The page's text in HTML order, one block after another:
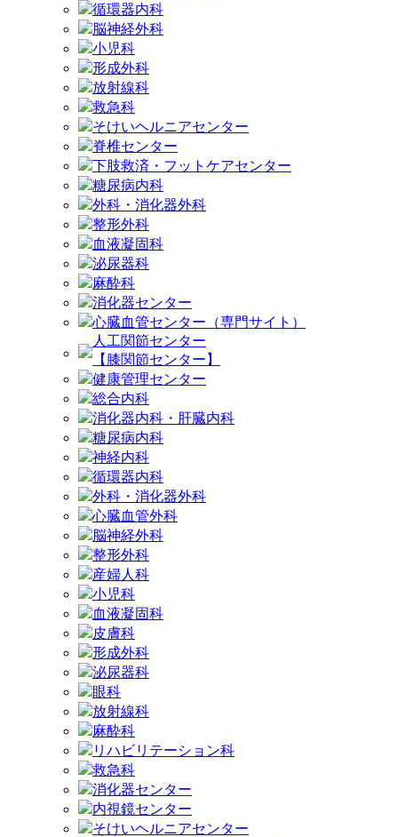
循環器内科
脳神経外科
小児科
形成外科
放射線科
救急科
そけいヘルニアセンター
脊椎センター
下肢救済・フットケアセンター
糖尿病内科
外科・消化器外科
整形外科
血液凝固科
泌尿器科
麻酔科
消化器センター
心臓血管センター（専門サイト）
人工関節センター
【膝関節センター】
健康管理センター
総合内科
消化器内科・肝臓内科
糖尿病内科
神経内科
循環器内科
外科・消化器外科
心臓血管外科
脳神経外科
整形外科
産婦人科
小児科
血液凝固科
皮膚科
形成外科
泌尿器科
眼科
放射線科
麻酔科
リハビリテーション科
救急科
消化器センター
内視鏡センター
そけいヘルニアセンター